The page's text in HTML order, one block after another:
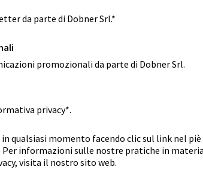
da parte di Dobner Srl.*
promozionali da parte di Dobner Srl.
privacy*.
qualsiasi momento facendo clic sul link nel piè
informazioni sulle nostre pratiche in
visita il nostro sito web.